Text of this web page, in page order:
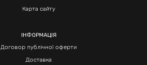
Карта сайту
ІНФОРМАЦІЯ
Договор публічної оферти
Доставка